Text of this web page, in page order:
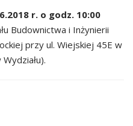
r. o godz. 10:00
Budownictwa i Inżynierii
przy ul. Wiejskiej 45E w